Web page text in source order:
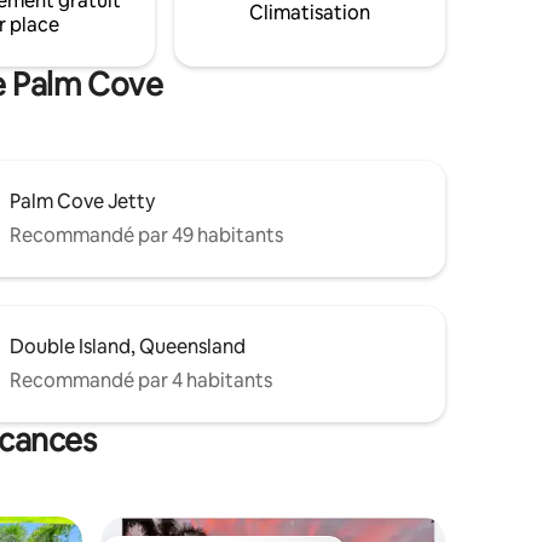
pour vous assurer que notre
et à vos attentes.
place
Climatisation
Cove
Palm Cove Jetty
Recommandé par 49 habitants
Double Island, Queensland
Recommandé par 4 habitants